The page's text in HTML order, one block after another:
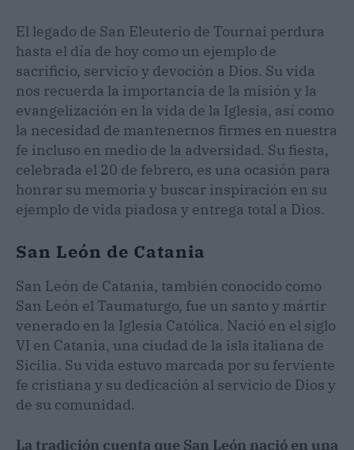
El legado de San Eleuterio de Tournai perdura
hasta el día de hoy como un ejemplo de
sacrificio, servicio y devoción a Dios. Su vida
nos recuerda la importancia de la misión y la
evangelización en la vida de la Iglesia, así como
la necesidad de mantenernos firmes en nuestra
fe incluso en medio de la adversidad. Su fiesta,
celebrada el 20 de febrero, es una ocasión para
honrar su memoria y buscar inspiración en su
ejemplo de vida piadosa y entrega total a Dios.
San León de Catania
San León de Catania, también conocido como
San León el Taumaturgo, fue un santo y mártir
venerado en la Iglesia Católica. Nació en el siglo
VI en Catania, una ciudad de la isla italiana de
Sicilia. Su vida estuvo marcada por su ferviente
fe cristiana y su dedicación al servicio de Dios y
de su comunidad.
La tradición cuenta que San León nació en una